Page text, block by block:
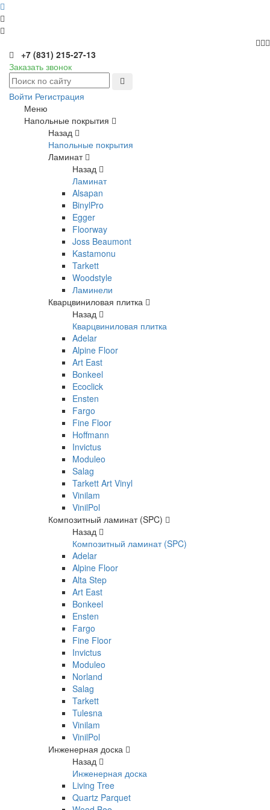
+7 (831) 215-27-13
Заказать звонок
Войти Регистрация
Меню
Напольные покрытия
Назад
Напольные покрытия
Ламинат
Назад
Ламинат
Alsapan
BinylPro
Egger
Floorway
Joss Beaumont
Kastamonu
Tarkett
Woodstyle
Ламинели
Кварцвиниловая плитка
Назад
Кварцвиниловая плитка
Adelar
Alpine Floor
Art East
Bonkeel
Ecoclick
Ensten
Fargo
Fine Floor
Hoffmann
Invictus
Moduleo
Salag
Tarkett Art Vinyl
Vinilam
VinilPol
Композитный ламинат (SPC)
Назад
Композитный ламинат (SPC)
Adelar
Alpine Floor
Alta Step
Art East
Bonkeel
Ensten
Fargo
Fine Floor
Invictus
Moduleo
Norland
Salag
Tarkett
Tulesna
Vinilam
VinilPol
Инженерная доска
Назад
Инженерная доска
Living Tree
Quartz Parquet